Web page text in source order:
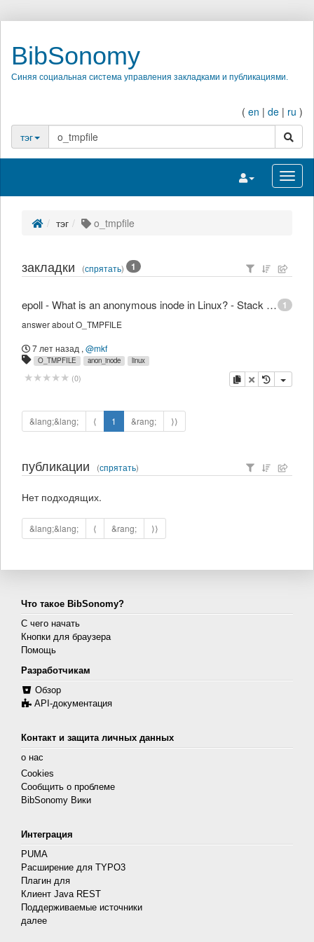
BibSonomy
Синяя социальная система управления закладками и публикациями.
( en | de | ru )
тэг
поиск
Переключить
тэг o_tmpfile
закладки (спрятать) 1
1
epoll - What is an anonymous inode in Linux? - Stack Overflow
answer about O_TMPFILE
7 лет назад , @mkf
O_TMPFILE anon_inode linux
(0) копировать
удалить
&lang;&lang; ⟨ 1 &rang; ⟩⟩
публикации (спрятать)
Нет подходящих.
&lang;&lang; ⟨ &rang; ⟩⟩
Что такое BibSonomy?
С чего начать
Кнопки для браузера
Помощь
Разработчикам
Обзор
API-документация
Контакт и защита личных данных
о нас
Cookies
Сообщить о проблеме
BibSonomy Вики
Интеграция
PUMA
Расширение для TYPO3
Плагин для
Клиент Java REST
Поддерживаемые источники
далее